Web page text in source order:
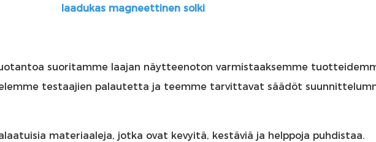
laadukas magneettinen solki
suoritamme laajan näytteenoton varmistaaksemme
testaajien palautetta ja teemme tarvittavat säädöt
materiaaleja, jotka ovat kevyitä, kestäviä ja helppoja puhdistaa.